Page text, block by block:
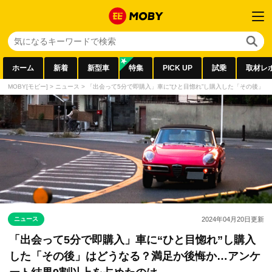
ホーム 新着 新型車 特集 PICK UP 試乗 取材レ
MOBY[モビー] > ニュース > 「出会って5分で即購入」車に“ひと目惚れ”し購入した「その後
ニュース 2024年04月20日更新
「出会って5分で即購入」車に“ひと目惚れ”し購入
した「その後」はどうなる？満足か後悔か…アンケ